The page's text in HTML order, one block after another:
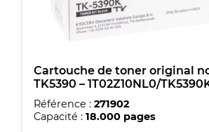
Cartouche de toner original
TK5390 – 1T02Z10NL0/
Référence : 271902
Capacité : 18.000 pages